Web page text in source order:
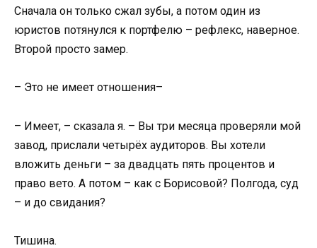
Сначала он только сжал зубы, а потом один из
юристов потянулся к портфелю – рефлекс, наверное.
Второй просто замер.
– Это не имеет отношения–
– Имеет, – сказала я. – Вы три месяца проверяли мой
завод, прислали четырёх аудиторов. Вы хотели
вложить деньги – за двадцать пять процентов и
право вето. А потом – как с Борисовой? Полгода, суд
– и до свидания?
Тишина.